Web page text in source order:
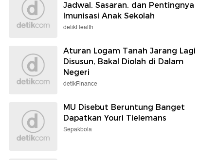
Jadwal, Sasaran, dan Pentingnya
Imunisasi Anak Sekolah
detikHealth
Aturan Logam Tanah Jarang Lagi
Disusun, Bakal Diolah di Dalam
Negeri
detikFinance
MU Disebut Beruntung Banget
Dapatkan Youri Tielemans
Sepakbola